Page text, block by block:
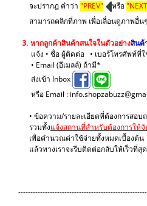
จะปรากฎ คำว่า "PREV" หรือ
สามารถคลิกที่ภาพ เพื่อเลื่อนดูภาพอื่น
3. หากลูกค้าสินค้าสนใจในตัวอย่างสินค้
แจ้ง • ชื่อ ผู้ติดต่อ • เบอร์โทรศัพท์ที่ใ
• Email (อีเมลล์) ถ้ามี*
ส่งเข้า Inbox
หรือ Email :
• ข้อความ/รายละเอียดที่ต้องการสอบ
รวมทั้งแจ้งสถานที่สำหรับต้องการให้
เพื่อคำนวณค่าใช้จ่ายทั้งหมดเบื้องต้น
แล้วทางเราจะรีบติดต่อกลับให้เร็วที่สุ